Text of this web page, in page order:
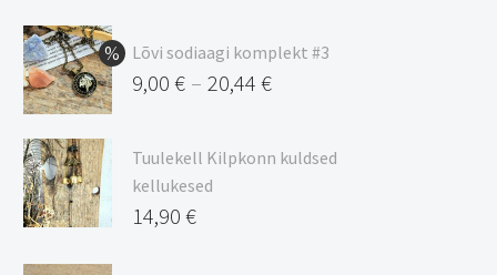
Lõvi sodiaagi komplekt #3
9,00 € – 20,44 €
9,00 €
kuni
20,44 €
Tuulekell Kilpkonn kuldsed
kellukesed
14,90 €